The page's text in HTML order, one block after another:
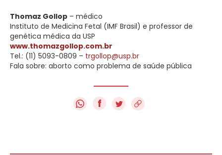
Thomaz Gollop – médico
Instituto de Medicina Fetal (IMF Brasil) e professor de
genética médica da USP
www.thomazgollop.com.br
Tel.: (11) 5093-0809 – trgollop@usp.br
Fala sobre: aborto como problema de saúde pública
f